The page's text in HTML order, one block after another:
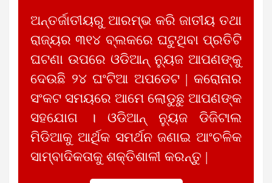
ଅନ୍ତର୍ଜାତୀୟରୁ ଆରମ୍ଭ କରି ଜାତୀୟ ତଥା
ରାଜ୍ୟର ୩୧୪ ବ୍ଲକରେ ଘଟୁଥିବା ପ୍ରତିଟି
ଘଟଣା ଉପରେ ଓଡିଆନ୍ ନ୍ୟୁଜ ଆପଣଙ୍କୁ
ଦେଉଛି ୨୪ ଘଂଟିଆ ଅପଡେଟ | କରୋନାର
ସଂକଟ ସମୟରେ ଆମେ ଲୋଡୁଛୁ ଆପଣଙ୍କ
ସହଯୋଗ । ଓଡିଆନ୍ ନ୍ୟୁଜ ଡିଜିଟାଲ
ମିଡିଆକୁ ଆର୍ଥିକ ସମର୍ଥନ ଜଣାଇ ଆଂଚଳିକ
ସାମ୍ବାଦିକତାକୁ ଶକ୍ତିଶାଳୀ କରନ୍ତୁ |